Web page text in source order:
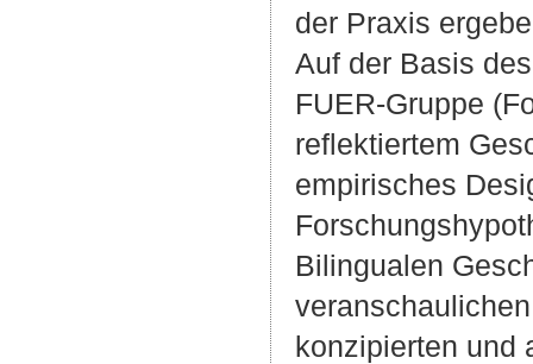
der Praxis
Auf der Basis
FUER-Gruppe
reflektiertem
empirisches
Bilingualen
konzipierten und